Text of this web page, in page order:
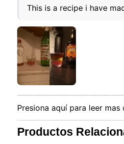
This is a recipe i have
Presiona aquí para leer
Productos